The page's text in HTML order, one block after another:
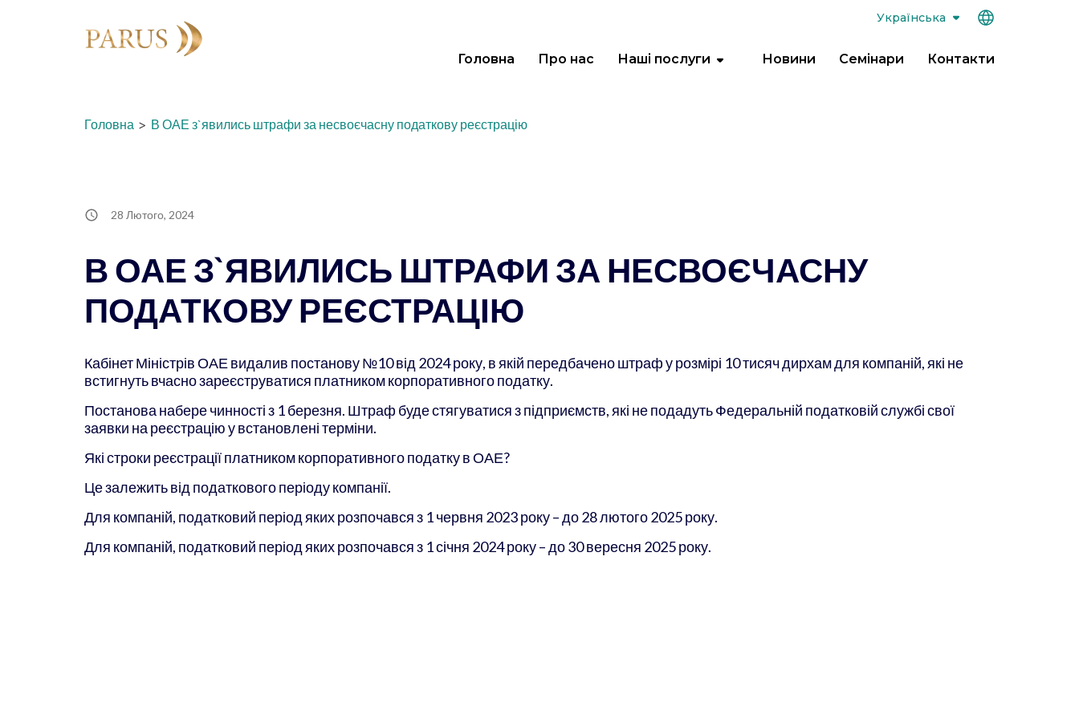
Українська
Головна Про нас Наші послуги
ВідкритиНовини Семінари Контакти
Головна> В ОАЕ з`явились штрафи за несвоєчасну податкову реєстрацію
28 Лютого, 2024
В ОАЕ З`ЯВИЛИСЬ ШТРАФИ ЗА НЕСВОЄЧАСНУ
ПОДАТКОВУ РЕЄСТРАЦІЮ
Кабінет Міністрів ОАЕ видалив постанову №10 від 2024 року, в якій передбачено штраф у розмірі 10 тисяч дирхам для компаній, які не
встигнуть вчасно зареєструватися платником корпоративного податку.
Постанова набере чинності з 1 березня. Штраф буде стягуватися з підприємств, які не подадуть Федеральній податковій службі свої
заявки на реєстрацію у встановлені терміни.
Які строки реєстрації платником корпоративного податку в ОАЕ?
Це залежить від податкового періоду компанії.
Для компаній, податковий період яких розпочався з 1 червня 2023 року – до 28 лютого 2025 року.
Для компаній, податковий період яких розпочався з 1 січня 2024 року – до 30 вересня 2025 року.